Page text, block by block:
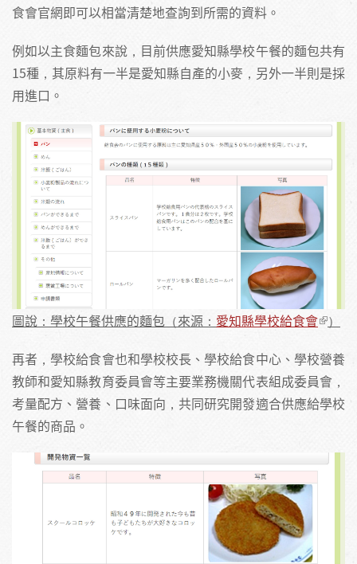
食會官網即可以相當清楚地查詢到所需的資料。
例如以主食麵包來說，目前供應愛知縣學校午餐的麵包共有
15種，其原料有一半是愛知縣自產的小麥，另外一半則是採
用進口。
圖說：學校午餐供應的麵包（來源： 愛知縣學校給食會 ）
再者，學校給食會也和學校校長、學校給食中心、學校營養
教師和愛知縣教育委員會等主要業務機關代表組成委員會，
考量配方、營養、口味面向，共同研究開發適合供應給學校
午餐的商品。